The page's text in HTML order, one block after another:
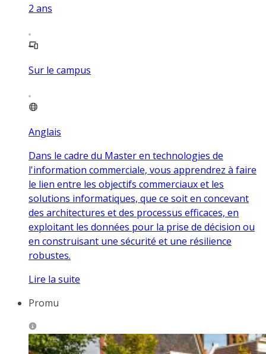
2 ans
Sur le campus
Anglais
Dans le cadre du Master en technologies de
l'information commerciale, vous apprendrez à faire
le lien entre les objectifs commerciaux et les
solutions informatiques, que ce soit en concevant
des architectures et des processus efficaces, en
exploitant les données pour la prise de décision ou
en construisant une sécurité et une résilience
robustes.
Lire la suite
Promu